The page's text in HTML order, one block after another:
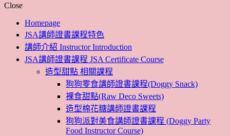
CloseSkip
content
Homepage
JSA講師證書課程特色
講師介紹 Instructor Introduction
JSA講師證書課程 JSA Certificate Course
造型甜點 相關課程
狗狗零食講師證書課程(Doggy Snack)
裸食甜點(Raw Deco Sweets)
造型棉花糖講師證書課程
狗狗派對美食講師證書課程 (Doggy Party
Food Instructor Course)